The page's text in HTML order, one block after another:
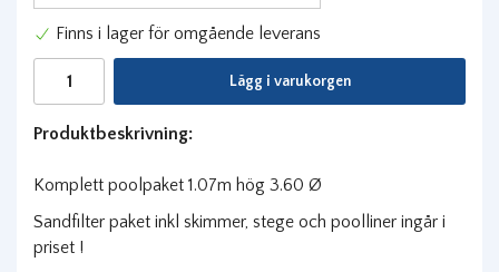
Finns i lager för omgående leverans
Lägg i varukorgen
Produktbeskrivning:
Komplett poolpaket 1.07m hög 3.60 Ø
Sandfilter paket inkl skimmer, stege och poolliner ingår i
priset !